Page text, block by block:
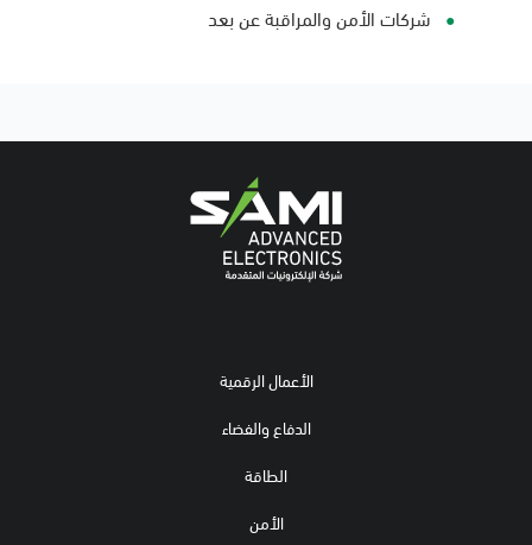
شركات الأمن والمراقبة عن بعد
الأعمال الرقمية
الدفاع والفضاء
الطاقة
الأمن